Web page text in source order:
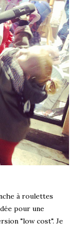
à roulettes
pour une
"low cost". Je